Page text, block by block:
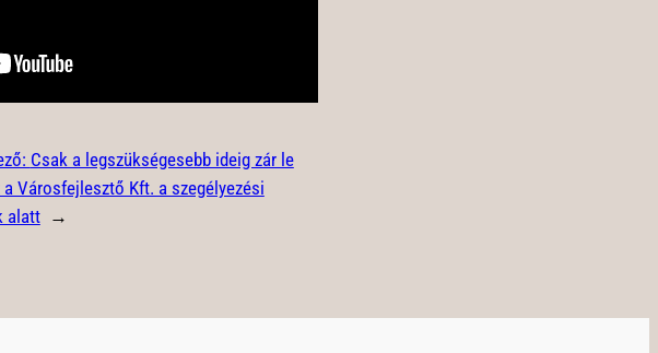
Csak a legszükségesebb ideig zár le
Városfejlesztő Kft. a szegélyezési
alatt →